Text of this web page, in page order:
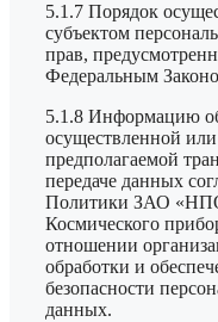
5.1.7 Порядок
субъектом
прав,
Федеральным
5.1.8 Информацию
осуществленной
предполагаемой
передаче данных
Политики ЗАО
Космического
отношении
обработки и
безопасности
данных.